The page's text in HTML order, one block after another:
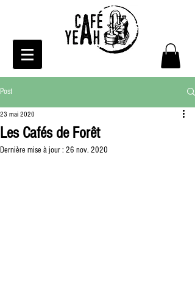
Post
Les Cafés de Forêt
23 mai 2020
Dernière mise à jour : 26 nov. 2020